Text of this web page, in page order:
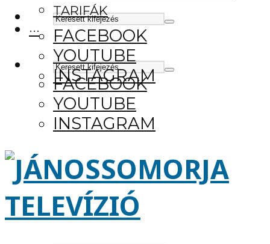
FACEBOOK
YOUTUBE
INSTAGRAM
TARIFÁK
···
FACEBOOK
YOUTUBE
INSTAGRAM